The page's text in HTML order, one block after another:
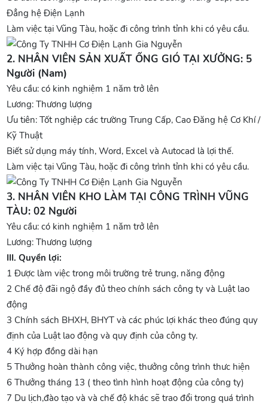
Đẳng hệ Điện Lạnh
Làm việc tại Vũng Tàu, hoặc đi công trình tỉnh khi có yêu cầu.
2. NHÂN VIÊN SẢN XUẤT ỐNG GIÓ TẠI XƯỞNG: 5
Người (Nam)
Yêu cầu: có kinh nghiệm 1 năm trở lên
Lương: Thương lượng
Ưu tiên: Tốt nghiệp các trường Trung Cấp, Cao Đăng hệ Cơ Khí /
Kỹ Thuật
Biết sử dụng máy tính, Word, Excel và Autocad là lợi thế.
Làm việc tại Vũng Tàu, hoặc đi công trình tỉnh khi có yêu cầu.
3. NHÂN VIÊN KHO LÀM TẠI CÔNG TRÌNH VŨNG
TÀU: 02 Người
Yêu cầu: có kinh nghiệm 1 năm trở lên
Lương: Thương lượng
III. Quyền lợi:
1 Được làm việc trong môi trường trẻ trung, năng động
2 Chế độ đãi ngộ đầy đủ theo chính sách công ty và Luật lao
động
3 Chính sách BHXH, BHYT và các phúc lợi khác theo đúng quy
định của Luật lao động và quy định của công ty.
4 Ký hợp đồng dài hạn
5 Thưởng hoàn thành công việc, thưởng công trình thưc hiện
6 Thưởng tháng 13 ( theo tình hình hoạt động của công ty)
7 Du lịch,đào tạo và và chế độ khác sẽ trao đổi trong quá trình